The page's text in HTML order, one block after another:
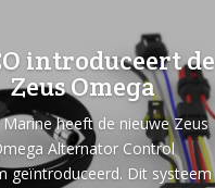
introduceert de
Zeus Omega
Marine heeft de nieuwe Zeus
Alternator Control
geïntroduceerd. Dit systeem